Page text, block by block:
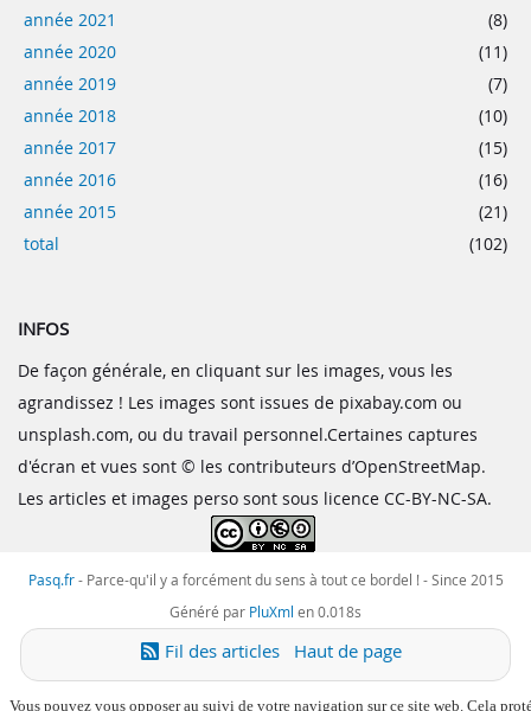
année 2021
(8)
année 2020
(11)
année 2019
(7)
année 2018
(10)
année 2017
(15)
année 2016
(16)
année 2015
(21)
total
(102)
INFOS
De façon générale, en cliquant sur les images, vous les
agrandissez ! Les images sont issues de pixabay.com ou
unsplash.com, ou du travail personnel.Certaines captures
d'écran et vues sont © les contributeurs d’OpenStreetMap.
Les articles et images perso sont sous licence CC-BY-NC-SA.
Pasq.fr- Parce-qu'il y a forcément du sens à tout ce bordel ! - Since 2015
Généré par PluXml en 0.018s
Fil des articles Haut de page